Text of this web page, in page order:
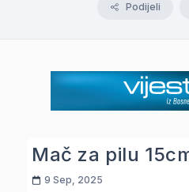
Podijeli
Mač za pilu
9 Sep, 2025